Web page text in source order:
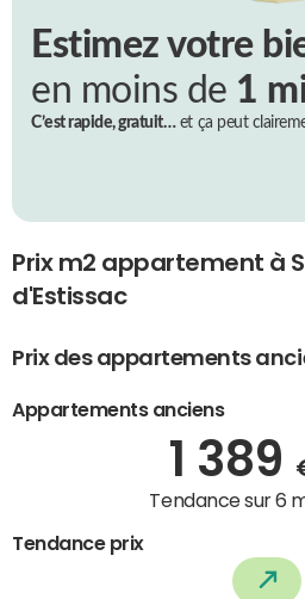
Estimez votre
en moins de 1
C’est rapide, gratuit…et ça peut
Prix m2 appartement à
d'Estissac
Prix des appartements
Appartements anciens
1 389
Tendance sur 6
Tendance prix